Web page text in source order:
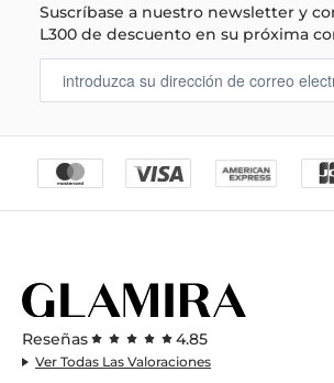
Suscríbase a nuestro newsletter y
L300 de descuento en su próxima
Reseñas 4.85
Ver Todas Las Valoraciones